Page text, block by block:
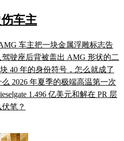
车主
车主把一块金属浮雕标志告
驾驶座后背被盖出 AMG 形状的二
40 年的身份符号，怎么就成了
2026 年夏季的极端高温第一次
1.496 亿美元和解在 PR 层
笔？